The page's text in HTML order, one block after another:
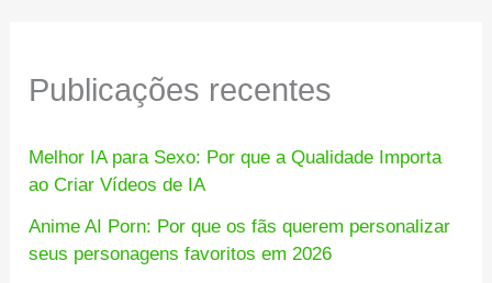
Publicações recentes
Melhor IA para Sexo: Por que a Qualidade Importa
ao Criar Vídeos de IA
Anime AI Porn: Por que os fãs querem personalizar
seus personagens favoritos em 2026